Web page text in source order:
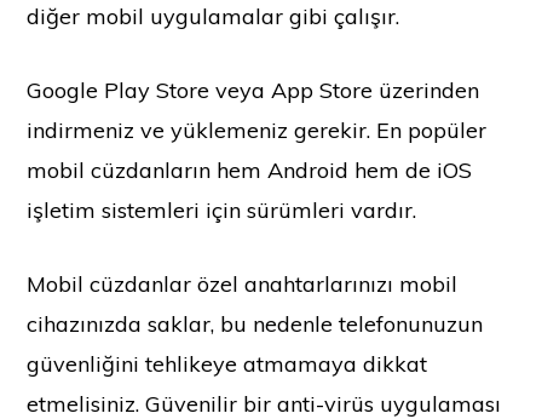
diğer mobil uygulamalar gibi çalışır.
Google Play Store veya App Store üzerinden
indirmeniz ve yüklemeniz gerekir. En popüler
mobil cüzdanların hem Android hem de iOS
işletim sistemleri için sürümleri vardır.
Mobil cüzdanlar özel anahtarlarınızı mobil
cihazınızda saklar, bu nedenle telefonunuzun
güvenliğini tehlikeye atmamaya dikkat
etmelisiniz. Güvenilir bir anti-virüs uygulaması